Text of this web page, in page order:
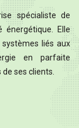
spécialiste de
énergétique. Elle
liés aux
en parfaite
ses clients.